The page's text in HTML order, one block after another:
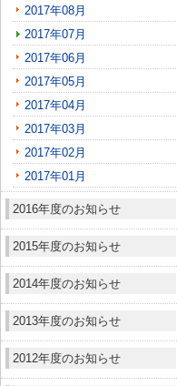
2017年08月
2017年07月
2017年06月
2017年05月
2017年04月
2017年03月
2017年02月
2017年01月
2016年度のお知らせ
2015年度のお知らせ
2014年度のお知らせ
2013年度のお知らせ
2012年度のお知らせ